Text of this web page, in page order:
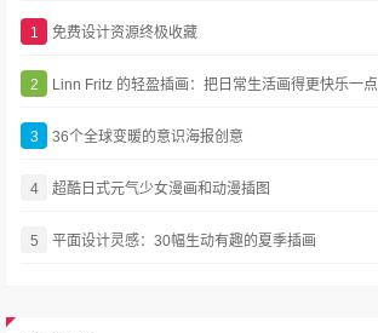
1 免费设计资源终极收藏
2 Linn Fritz 的轻盈插画：把日常生活画得更快乐一点
3 36个全球变暖的意识海报创意
4 超酷日式元气少女漫画和动漫插图
5 平面设计灵感：30幅生动有趣的夏季插画